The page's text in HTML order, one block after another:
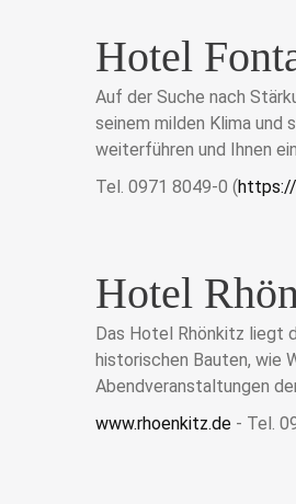
Hotel
Auf der Suche nach
seinem milden Klima
weiterführen und Ihnen
Tel. 0971 8049-0 (
Hotel
Das Hotel Rhönkitz liegt
historischen Bauten, wie
Abendveranstaltungen
www.rhoenkitz.de - Tel.